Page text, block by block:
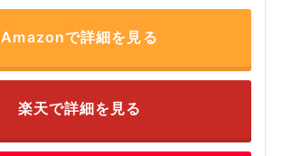
Amazonで詳細を見る
楽天で詳細を見る